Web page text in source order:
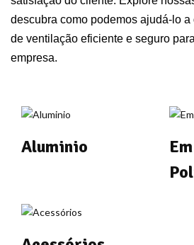
descubra como podemos ajudá-lo a
de ventilação eficiente e seguro
empresa.
Aluminio
Em